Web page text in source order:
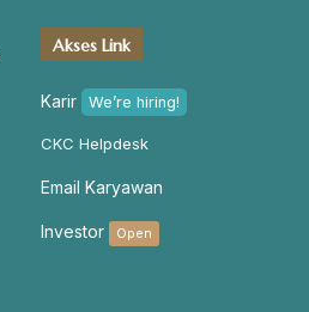
Akses Link
Karir We’re hiring!
CKC Helpdesk
Email Karyawan
Investor Open